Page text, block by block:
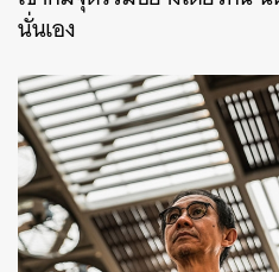
นั่นเอง